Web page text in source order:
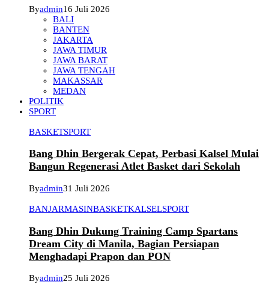
Byadmin16 Juli 2026
BALI
BANTEN
JAKARTA
JAWA TIMUR
JAWA BARAT
JAWA TENGAH
MAKASSAR
MEDAN
POLITIK
SPORT
BASKETSPORT
Bang Dhin Bergerak Cepat, Perbasi Kalsel Mulai
Bangun Regenerasi Atlet Basket dari Sekolah
Byadmin31 Juli 2026
BANJARMASINBASKETKALSELSPORT
Bang Dhin Dukung Training Camp Spartans
Dream City di Manila, Bagian Persiapan
Menghadapi Prapon dan PON
Byadmin25 Juli 2026